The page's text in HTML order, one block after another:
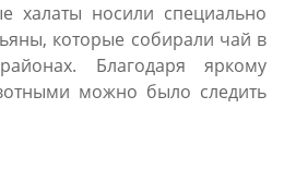
халаты носили специально
которые собирали чай в
Благодаря яркому
можно было следить